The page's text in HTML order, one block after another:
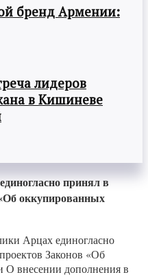
бренд Армении:
лидеров
в Кишиневе
принял в
оккупированных
Арцах единогласно
Законов «Об
О внесении дополнения в